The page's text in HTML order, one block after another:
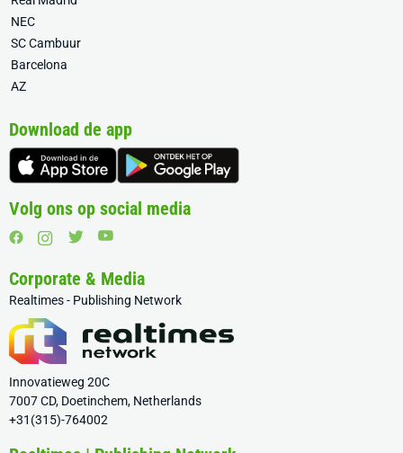
NEC
SC Cambuur
Barcelona
AZ
Download de app
Volg ons op social media
Corporate & Media
Realtimes - Publishing Network
Innovatieweg 20C
7007 CD, Doetinchem, Netherlands
+31(315)-764002